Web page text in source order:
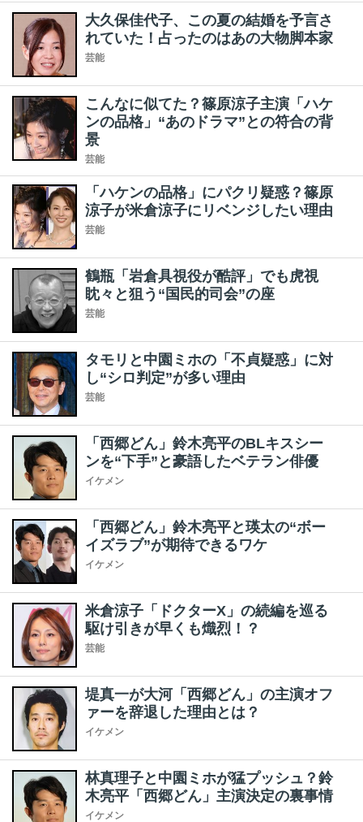
大久保佳代子、この夏の結婚を予言さ
れていた！占ったのはあの大物脚本家
芸能
こんなに似てた？篠原涼子主演「ハケ
ンの品格」“あのドラマ”との符合の背
景
芸能
「ハケンの品格」にパクリ疑惑？篠原
涼子が米倉涼子にリベンジしたい理由
芸能
鶴瓶「岩倉具視役が酷評」でも虎視
眈々と狙う“国民的司会”の座
芸能
タモリと中園ミホの「不貞疑惑」に対
し“シロ判定”が多い理由
芸能
「西郷どん」鈴木亮平のBLキスシー
ンを“下手”と豪語したベテラン俳優
イケメン
「西郷どん」鈴木亮平と瑛太の“ボー
イズラブ”が期待できるワケ
イケメン
米倉涼子「ドクターX」の続編を巡る
駆け引きが早くも熾烈！？
芸能
堤真一が大河「西郷どん」の主演オフ
ァーを辞退した理由とは？
イケメン
林真理子と中園ミホが猛プッシュ？鈴
木亮平「西郷どん」主演決定の裏事情
イケメン